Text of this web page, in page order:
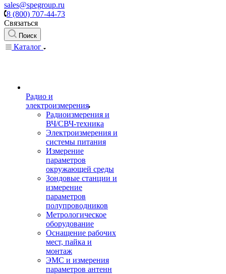
sales@spegroup.ru
8 (800) 707-44-73
Связаться
Поиск
Каталог
Радио и
электроизмерения
Радиоизмерения и
ВЧ/СВЧ-техника
Электроизмерения и
системы питания
Измерение
параметров
окружающей среды
Зондовые станции и
измерение
параметров
полупроводников
Метрологическое
оборудование
Оснащение рабочих
мест, пайка и
монтаж
ЭМС и измерения
параметров антенн